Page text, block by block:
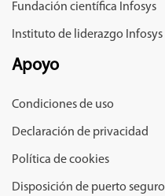
Fundación científica Infosys
Instituto de liderazgo Infosys
Apoyo
Condiciones de uso
Declaración de privacidad
Política de cookies
Disposición de puerto seguro